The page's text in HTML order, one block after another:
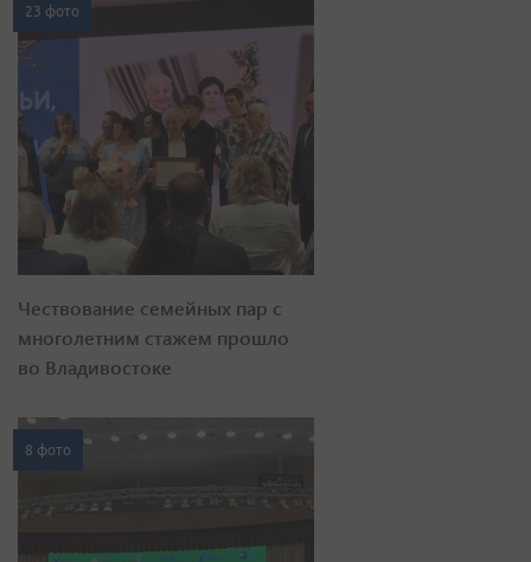
23 фото
Чествование семейных пар с
многолетним стажем прошло
во Владивостоке
8 фото